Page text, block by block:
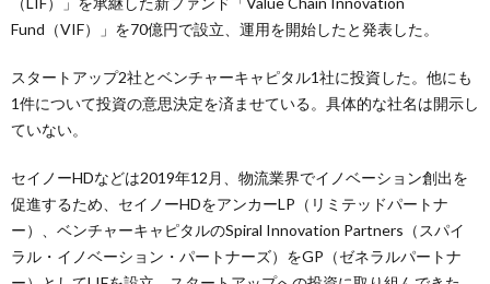
Fund（VIF）」を70億円で設立、運用を開始したと発表した。
スタートアップ2社とベンチャーキャピタル1社に投資した。他にも
1件について投資の意思決定を済ませている。具体的な社名は開示し
ていない。
セイノーHDなどは2019年12月、物流業界でイノベーション創出を
促進するため、セイノーHDをアンカーLP（リミテッドパートナ
ー）、ベンチャーキャピタルのSpiral Innovation Partners（スパイ
ラル・イノベーション・パートナーズ）をGP（ゼネラルパートナ